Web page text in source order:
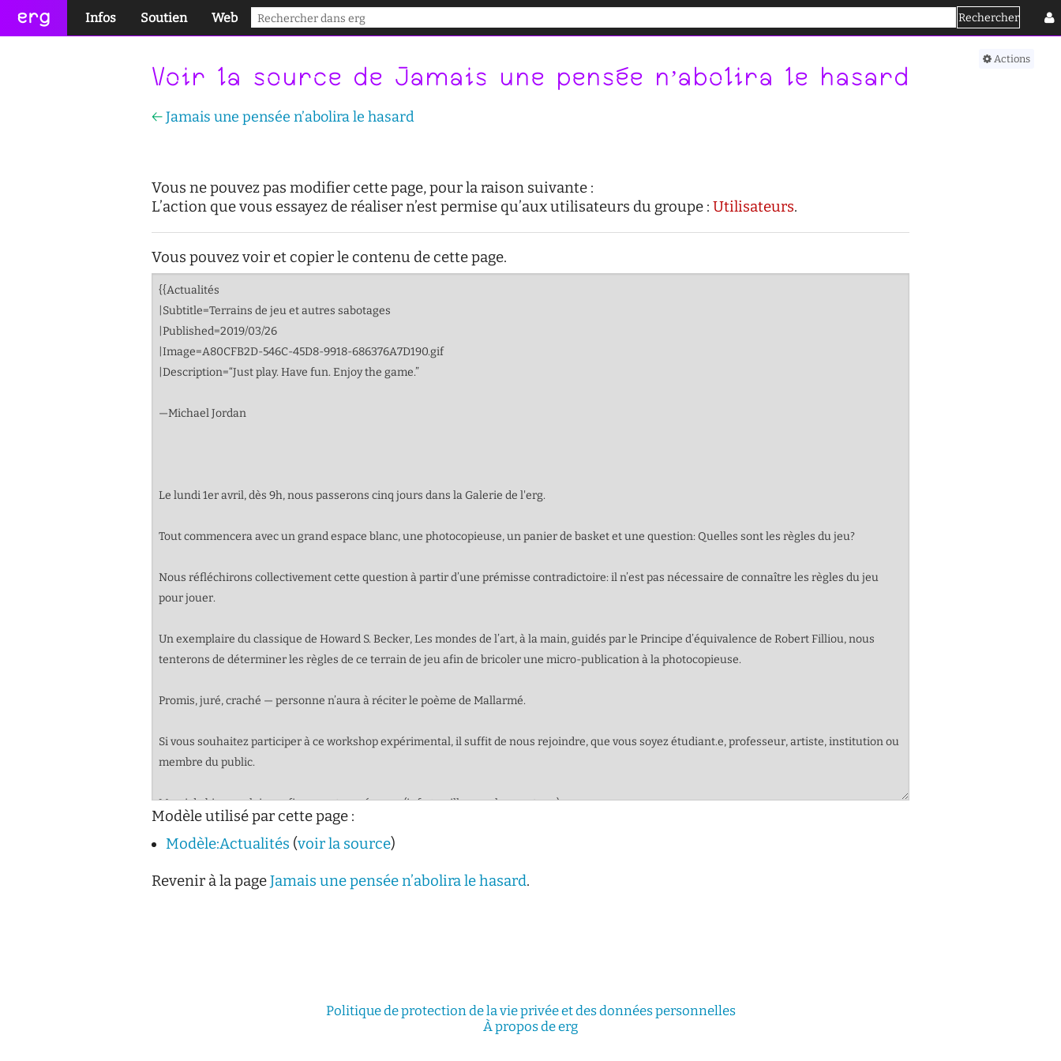
erg Infos
informations administratives
Soutien
aide à la réussite
enseignement inclusif
cellule d'écoute
service social
safesa
tutorat
Web
services numériques
réseaux
Rechercher
Se connecter
Actions
Voir la source de Jamais une pensée n’abolira le hasard
←Jamais une pensée n’abolira le hasard
Vous ne pouvez pas modifier cette page, pour la raison suivante :
L’action que vous essayez de réaliser n’est permise qu’aux utilisateurs du groupe : Utilisateurs.
Vous pouvez voir et copier le contenu de cette page.
Modèle utilisé par cette page :
Modèle:Actualités (voir la source)
Revenir à la pageJamais une pensée n’abolira le hasard.
Politique de protection de la vie privée et des données personnelles
À propos de erg